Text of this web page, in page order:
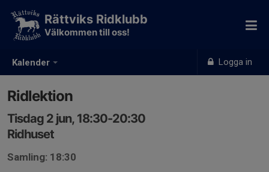
Kalender Logga in
Rättviks Ridklubb
Välkommen till oss!
Ridlektion
Tisdag 2 jun, 18:30-20:30
Ridhuset
Samling: 18:30